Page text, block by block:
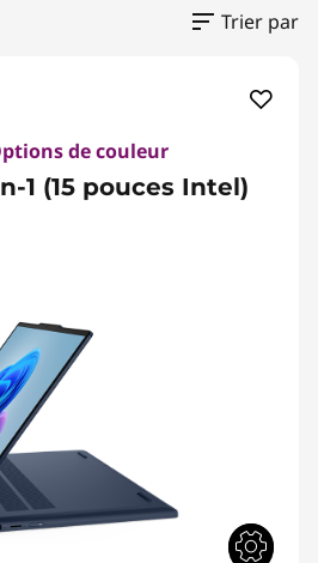
Trier par
de couleur
1 (15 pouces Intel)